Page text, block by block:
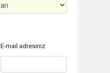
E-mail adresiniz